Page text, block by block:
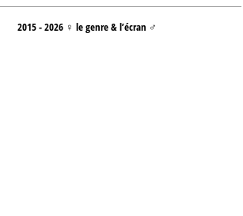
2015 - 2026 ♀ le genre & l’écran ♂